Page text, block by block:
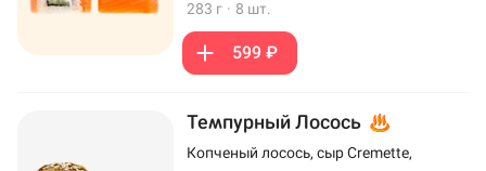
283 г · 8 шт.
599 ₽
Темпурный Лосось
Копченый лосось, сыр Cremette,